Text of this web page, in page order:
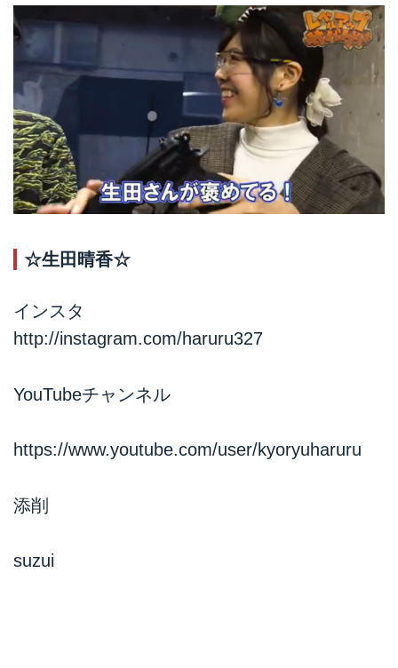
☆生田晴香☆
インスタ
http://instagram.com/haruru327
YouTubeチャンネル
https://www.youtube.com/user/kyoryuharuru
添削
suzui